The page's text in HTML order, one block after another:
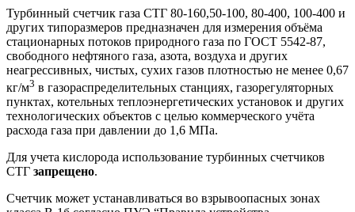
Турбинный счетчик газа СТГ 80-160,50-100, 80-400, 100-400 и
других типоразмеров предназначен для измерения объёма
стационарных потоков природного газа по ГОСТ 5542-87,
свободного нефтяного газа, азота, воздуха и других
неагрессивных, чистых, сухих газов плотностью не менее 0,67
кг/м3 в газораспределительных станциях, газорегуляторных
пунктах, котельных теплоэнергетических установок и других
технологических объектов с целью коммерческого учёта
расхода газа при давлении до 1,6 МПа.
Для учета кислорода использование турбинных счетчиков
СТГ запрещено.
Счетчик может устанавливаться во взрывоопасных зонах